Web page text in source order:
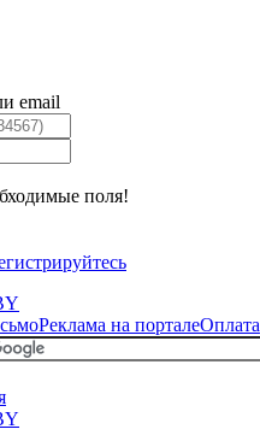
email
поля!
Реклама на порталеОплата